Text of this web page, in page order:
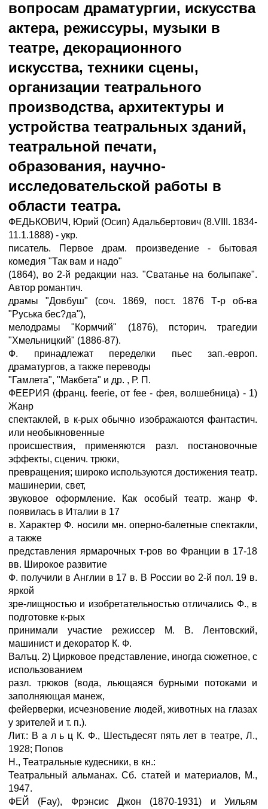
вопросам драматургии, искусства
актера, режиссуры, музыки в
театре, декорационного
искусства, техники сцены,
организации театрального
производства, архитектуры и
устройства театральных зданий,
театральной печати,
образования, научно-
исследовательской работы в
области театра.
ФЕДЬКОВИЧ, Юрий (Осип) Адальбертович (8.VIII. 1834-
11.1.1888) - укр.
писатель. Первое драм. произведение - бытовая
комедия "Так вам и надо"
(1864), во 2-й редакции наз. "Сватанье на болыпаке".
Автор романтич.
драмы "Довбуш" (соч. 1869, пост. 1876 Т-р об-ва
"Руська бес?да"),
мелодрамы "Кормчий" (1876), псторич. трагедии
"Хмельницкий" (1886-87).
Ф. принадлежат переделки пьес зап.-европ.
драматургов, а также переводы
"Гамлета", "Макбета" и др. , Р. П.
ФЕЕРИЯ (франц. feerie, от fee - фея, волшебница) - 1)
Жанр
спектаклей, в к-рых обычно изображаются фантастич.
или необыкновенные
происшествия, применяются разл. постановочные
эффекты, сценич. трюки,
превращения; широко используются достижения театр.
машинерии, свет,
звуковое оформление. Как особый театр. жанр Ф.
появилась в Италии в 17
в. Характер Ф. носили мн. оперно-балетные спектакли,
а также
представления ярмарочных т-ров во Франции в 17-18
вв. Широкое развитие
Ф. получили в Англии в 17 в. В России во 2-й пол. 19 в.
яркой
зре-лищностью и изобретательностью отличались Ф., в
подготовке к-рых
принимали участие режиссер М. В. Лентовский,
машинист и декоратор К. Ф.
Валъц. 2) Цирковое представление, иногда сюжетное, с
использованием
разл. трюков (вода, льющаяся бурными потоками и
заполняющая манеж,
фейерверки, исчезновение людей, животных на глазах
у зрителей и т. п.).
Лит.: В а л ь ц К. Ф., Шестьдесят пять лет в театре, Л.,
1928; Попов
Н., Театральные кудесники, в кн.:
Театральный альманах. Сб. статей и материалов, М.,
1947.
ФЕЙ (Fay), Фрэнсис Джон (1870-1931) и Уильям